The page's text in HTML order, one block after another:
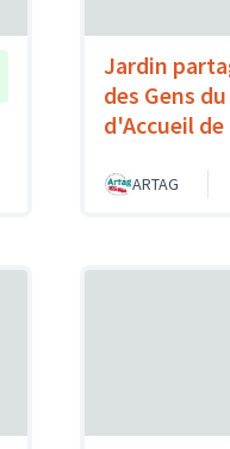
Jardin
des Gens
d'Accueil
ARTAG